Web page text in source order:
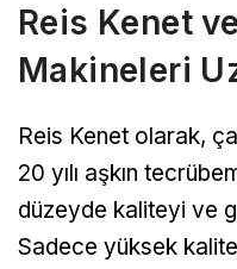
Reis Kenet
Makineleri
Reis Kenet olarak,
20 yılı aşkın
düzeyde kaliteyi ve
Sadece yüksek